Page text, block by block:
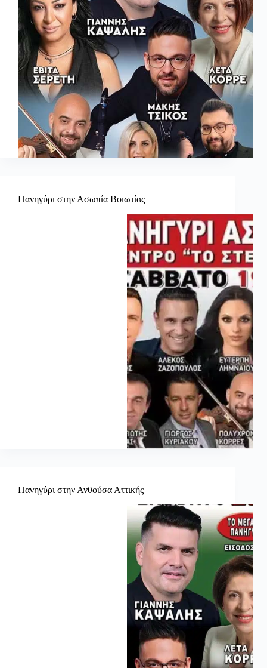
Πανηγύρι στην Ασωπία Βοιωτίας
Πανηγύρι στην Ανθούσα Αττικής